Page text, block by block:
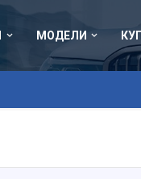
МОДЕЛИ